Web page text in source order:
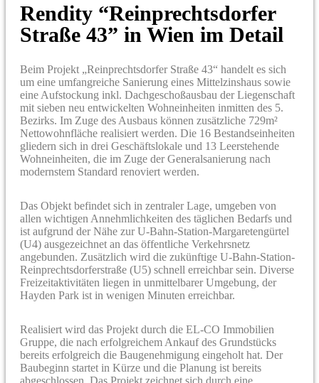
Rendity “Reinprechtsdorfer
Straße 43” in Wien im Detail
Beim Projekt „Reinprechtsdorfer Straße 43“ handelt es sich
um eine umfangreiche Sanierung eines Mittelzinshaus sowie
eine Aufstockung inkl. Dachgeschoßausbau der Liegenschaft
mit sieben neu entwickelten Wohneinheiten inmitten des 5.
Bezirks. Im Zuge des Ausbaus können zusätzliche 729m²
Nettowohnfläche realisiert werden. Die 16 Bestandseinheiten
gliedern sich in drei Geschäftslokale und 13 Leerstehende
Wohneinheiten, die im Zuge der Generalsanierung nach
modernstem Standard renoviert werden.
Das Objekt befindet sich in zentraler Lage, umgeben von
allen wichtigen Annehmlichkeiten des täglichen Bedarfs und
ist aufgrund der Nähe zur U-Bahn-Station-Margaretengürtel
(U4) ausgezeichnet an das öffentliche Verkehrsnetz
angebunden. Zusätzlich wird die zukünftige U-Bahn-Station-
Reinprechtsdorferstraße (U5) schnell erreichbar sein. Diverse
Freizeitaktivitäten liegen in unmittelbarer Umgebung, der
Hayden Park ist in wenigen Minuten erreichbar.
Realisiert wird das Projekt durch die EL-CO Immobilien
Gruppe, die nach erfolgreichem Ankauf des Grundstücks
bereits erfolgreich die Baugenehmigung eingeholt hat. Der
Baubeginn startet in Kürze und die Planung ist bereits
abgeschlossen. Das Projekt zeichnet sich durch eine